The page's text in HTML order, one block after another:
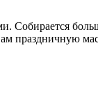
Собирается
праздничную